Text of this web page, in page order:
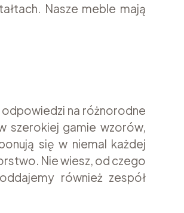
Nasze meble mają
na różnorodne
szerokiej gamie wzorów,
się w niemal każdej
Nie wiesz, od czego
również zespół